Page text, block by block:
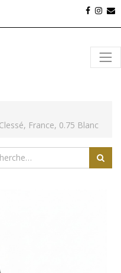
France, 0.75 Blanc